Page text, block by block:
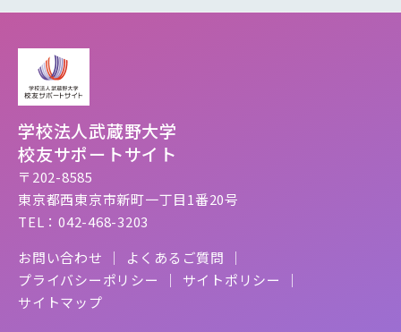
学校法人武蔵野大学
校友サポートサイト
〒202-8585
東京都西東京市新町一丁目1番20号
TEL：042-468-3203
お問い合わせ
よくあるご質問
プライバシーポリシー
サイトポリシー
サイトマップ